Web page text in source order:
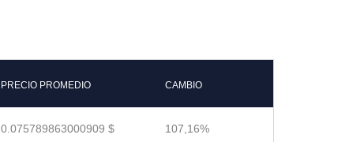
PRECIO PROMEDIO CAMBIO
0.075789863000909 $ 107,16%